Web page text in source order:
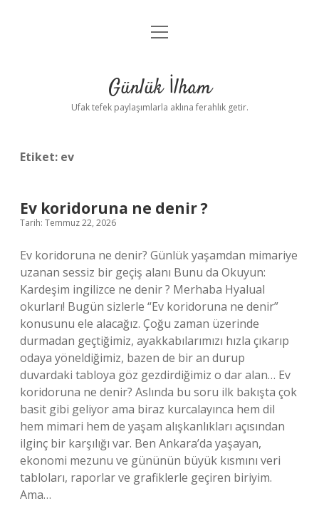
Anasayfa
Yasal Uyarı
menüyü
Günlük İlham
Ufak tefek paylaşımlarla aklına ferahlık getir.
Etiket: ev
Ev koridoruna ne denir ?
Tarih: Temmuz 22, 2026
Ev koridoruna ne denir? Günlük yaşamdan mimariye
uzanan sessiz bir geçiş alanı Bunu da Okuyun:
Kardeşim ingilizce ne denir ? Merhaba Hyalual
okurları! Bugün sizlerle “Ev koridoruna ne denir”
konusunu ele alacağız. Çoğu zaman üzerinde
durmadan geçtiğimiz, ayakkabılarımızı hızla çıkarıp
odaya yöneldiğimiz, bazen de bir an durup
duvardaki tabloya göz gezdirdiğimiz o dar alan… Ev
koridoruna ne denir? Aslında bu soru ilk bakışta çok
basit gibi geliyor ama biraz kurcalayınca hem dil
hem mimari hem de yaşam alışkanlıkları açısından
ilginç bir karşılığı var. Ben Ankara’da yaşayan,
ekonomi mezunu ve gününün büyük kısmını veri
tabloları, raporlar ve grafiklerle geçiren biriyim.
Ama…